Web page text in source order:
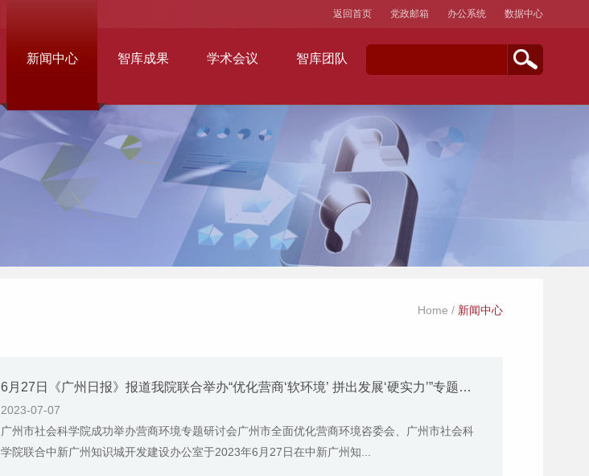
新闻中心 智库成果 学术会议 智库团队
返回首页 党政邮箱 办公系统 数据中心
Home / 新闻中心
6月27日《广州日报》报道我院联合举办“优化营商‘软环境’ 拼出发展‘硬实力’”专题研讨会的媒体文章
2023-07-07
广州市社会科学院成功举办营商环境专题研讨会广州市全面优化营商环境咨委会、广州市社会科
学院联合中新广州知识城开发建设办公室于2023年6月27日在中新广州知...